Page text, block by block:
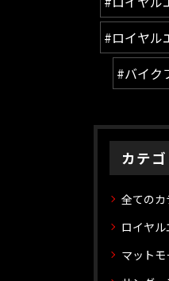
#ロイヤル
#バイク
カテ
全てのカ
ロイヤ
マット